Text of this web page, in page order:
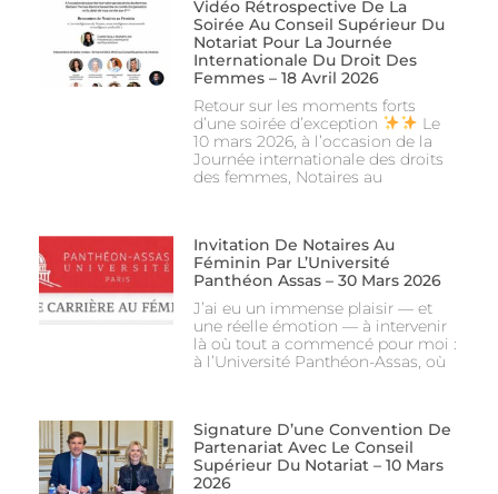
Vidéo Rétrospective De La
Soirée Au Conseil Supérieur Du
Notariat Pour La Journée
Internationale Du Droit Des
Femmes – 18 Avril 2026
Retour sur les moments forts
d’une soirée d’exception
Le
10 mars 2026, à l’occasion de la
Journée internationale des droits
des femmes, Notaires au
Invitation De Notaires Au
Féminin Par L’Université
Panthéon Assas – 30 Mars 2026
J’ai eu un immense plaisir — et
une réelle émotion — à intervenir
là où tout a commencé pour moi :
à l’Université Panthéon-Assas, où
Signature D’une Convention De
Partenariat Avec Le Conseil
Supérieur Du Notariat – 10 Mars
2026